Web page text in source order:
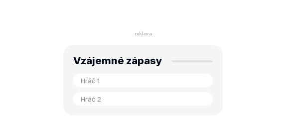
Vzájemné zápasy